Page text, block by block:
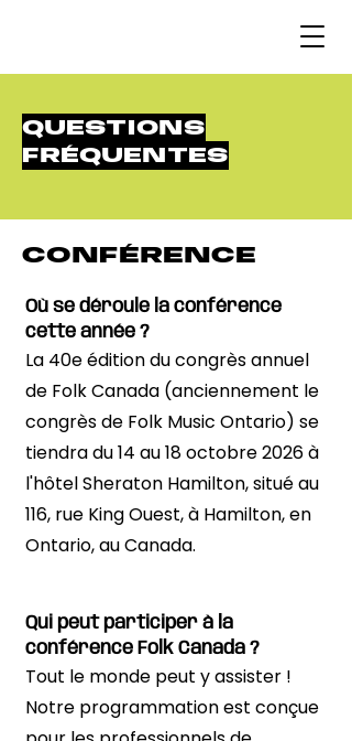
QUESTIONS
FRÉQUENTES
CONFÉRENCE
Où se déroule la conférence
cette année ?
La 40e édition du congrès annuel
de Folk Canada (anciennement le
congrès de Folk Music Ontario) se
tiendra du 14 au 18 octobre 2026 à
l'hôtel Sheraton Hamilton, situé au
116, rue King Ouest, à Hamilton, en
Ontario, au Canada.
Qui peut participer à la
conférence Folk Canada ?
Tout le monde peut y assister !
Notre programmation est conçue